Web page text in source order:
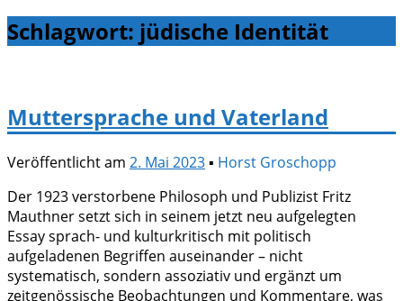
Schlagwort: jüdische Identität
Muttersprache und Vaterland
Veröffentlicht am 2. Mai 2023▪ Horst Groschopp
Der 1923 verstorbene Philosoph und Publizist Fritz
Mauthner setzt sich in seinem jetzt neu aufgelegten
Essay sprach- und kulturkritisch mit politisch
aufgeladenen Begriffen auseinander – nicht
systematisch, sondern assoziativ und ergänzt um
zeitgenössische Beobachtungen und Kommentare, was